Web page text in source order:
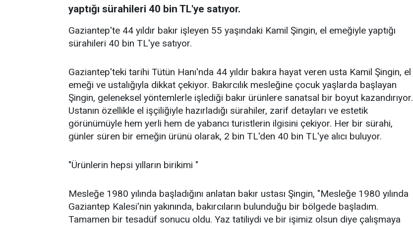
yaptığı sürahileri 40 bin TL'ye satıyor.
Gaziantep'te 44 yıldır bakır işleyen 55 yaşındaki Kamil Şingin, el emeğiyle yaptığı
sürahileri 40 bin TL'ye satıyor.
Gaziantep'teki tarihi Tütün Hanı'nda 44 yıldır bakıra hayat veren usta Kamil Şingin, el
emeği ve ustalığıyla dikkat çekiyor. Bakırcılık mesleğine çocuk yaşlarda başlayan
Şingin, geleneksel yöntemlerle işlediği bakır ürünlere sanatsal bir boyut kazandırıyor.
Ustanın özellikle el işçiliğiyle hazırladığı sürahiler, zarif detayları ve estetik
görünümüyle hem yerli hem de yabancı turistlerin ilgisini çekiyor. Her bir sürahi,
günler süren bir emeğin ürünü olarak, 2 bin TL'den 40 bin TL'ye alıcı buluyor.
"Ürünlerin hepsi yılların birikimi "
Mesleğe 1980 yılında başladığını anlatan bakır ustası Şingin, "Mesleğe 1980 yılında
Gaziantep Kalesi'nin yakınında, bakırcıların bulunduğu bir bölgede başladım.
Tamamen bir tesadüf sonucu oldu. Yaz tatiliydi ve bir işimiz olsun diye çalışmaya